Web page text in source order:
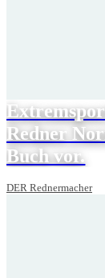
Redner
Buch vor.
DER Rednermacher